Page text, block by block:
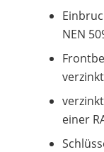
NEN
einer